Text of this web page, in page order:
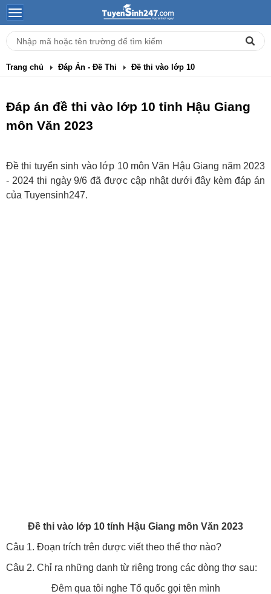
Trang chủ Đáp Án - Đề Thi Đề thi vào lớp 10
Đáp án đề thi vào lớp 10 tỉnh Hậu Giang
môn Văn 2023
Đề thi tuyển sinh vào lớp 10 môn Văn Hậu Giang năm 2023
- 2024 thi ngày 9/6 đã được cập nhật dưới đây kèm đáp án
của Tuyensinh247.
Đề thi vào lớp 10 tỉnh Hậu Giang môn Văn 2023
Câu 1. Đoạn trích trên được viết theo thể thơ nào?
Câu 2. Chỉ ra những danh từ riêng trong các dòng thơ sau:
Đêm qua tôi nghe Tổ quốc gọi tên mình